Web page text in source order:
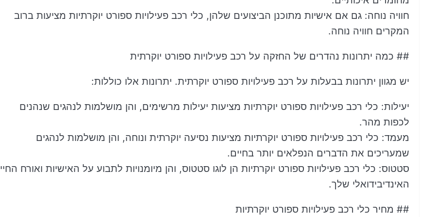
חוויה נוחה: גם אם אישיות מתוכנן הביצועים שלהן, כלי רכב פעילויות ספורט יוקרתיות מציעות ברוב
המקרים חוויה נוחה.
## כמה יתרונות נהדרים של החזקה על רכב פעילויות ספורט יוקרתית
יש מגוון יתרונות בבעלות על רכב פעילויות ספורט יוקרתית. יתרונות אלו כוללות:
יעילות: כלי רכב פעילויות ספורט יוקרתיות מציעות יעילות מרשימים, והן מושלמות לנהגים שנהנים
לכפות מהר.
מעמד: כלי רכב פעילויות ספורט יוקרתיות מציעות נסיעה יוקרתית ונוחה, והן מושלמות לנהגים
שמעריכים את הדברים הנפלאים יותר בחיים.
סטטוס: כלי רכב פעילויות ספורט יוקרתיות הן לוגו סטטוס, והן מיומנויות לתבוע על האישיות ואורח
האינדיבידואלי שלך.
## מחיר כלי רכב פעילויות ספורט יוקרתיות